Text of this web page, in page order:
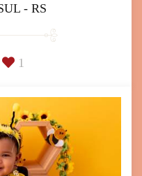
- RS
1